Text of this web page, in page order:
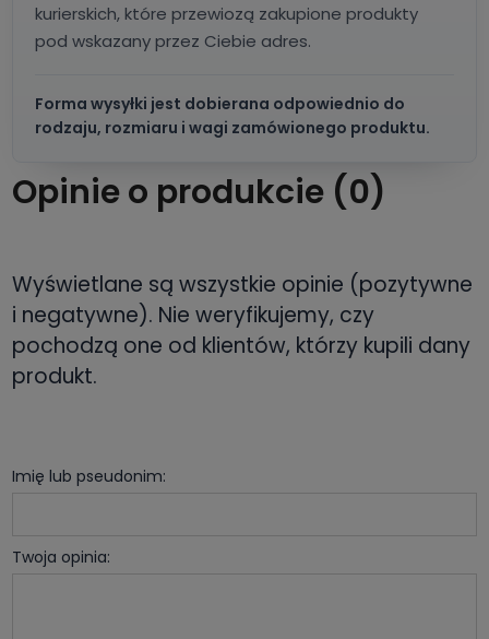
kurierskich, które przewiozą zakupione produkty
pod wskazany przez Ciebie adres.
Forma wysyłki jest dobierana odpowiednio do
rodzaju, rozmiaru i wagi zamówionego produktu.
Opinie o produkcie (0)
Wyświetlane są wszystkie opinie (pozytywne
i negatywne). Nie weryfikujemy, czy
pochodzą one od klientów, którzy kupili dany
produkt.
Imię lub pseudonim:
Twoja opinia: